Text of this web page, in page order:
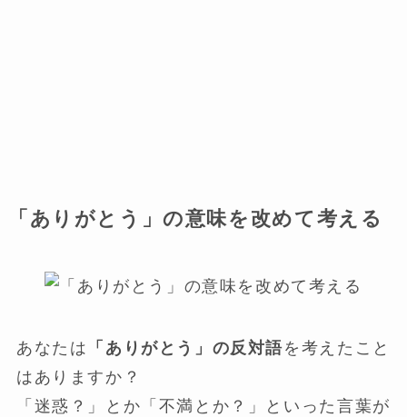
「ありがとう」の意味を改めて考える
あなたは 「ありがとう」の反対語を考えたこと
はありますか？
「迷惑？」とか「不満とか？」といった言葉が